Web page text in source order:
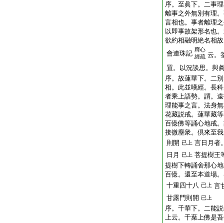
序。至眞下。二事
離事之外無別有理
言相也。事者離理
以即事故架形名也
欲約相融明絶名相
會連珠記 釋心
經疏 云。
罝。以況談思。與
序。故蓮華下。二
相。此並嘆經。長
者乘上語勢。謂。
理能事之言。法身
花藏説戒。蓮華藏
百億佛等誦心地戒
接微塵衆。倶來至
則開 已上 言日月者
日月
已上 菩提樹王
提樹下轉誦舍那心
百億。還至本道場
十重四十八 已上 言
甘露門則開 已上
序。千華下。二能
上云。千葉上佛是